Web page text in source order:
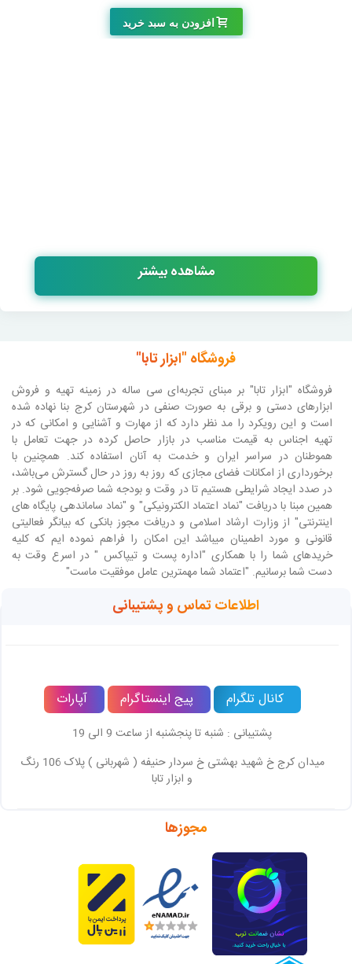
افزودن به سبد خرید
مشاهده بیشتر
فروشگاه "ابزار تابا"
فروشگاه "ابزار تابا"بر مبنای تجربه‌ای سی ساله در زمینه تهیه و فروش
ابزارهای دستی و برقی به صورت صنفی در شهرستان کرج بنا نهاده شده
است و این رویکرد را مد نظر دارد که از مهارت و آشنایی و امکانی که در
تهیه اجناس به قیمت مناسب در بازار حاصل کرده در جهت تعامل با
هموطنان در سراسر ایران و خدمت به آنان استفاده کند. همچنین با
برخورداری از امکانات فضای مجازی که روز به روز در حال گسترش می‌باشد،
در صدد ایجاد شرایطی هستیم تا در وقت و بودجه شما صرفه‌جویی شود. بر
همین مبنا با دریافت "نماد اعتماد الکترونیکی" و "نماد ساماندهی پایگاه های
اینترنتی" از وزارت ارشاد اسلامی و دریافت مجوز بانکی که بیانگر فعالیتی
قانونی و مورد اطمینان میباشد این امکان را فراهم نموده ایم که کلیه
خریدهای شما را با همکاری "اداره پست و تیپاکس " در اسرع وقت به
دست شما برسانیم. "اعتماد شما مهمترین عامل موفقیت ماست"
اطلاعات تماس و پشتیبانی
کانال تلگرام پیج اینستاگرام آپارات
پشتیبانی : شنبه تا پنجشنبه از ساعت 9 الی 19
میدان کرج خ شهید بهشتی خ سردار حنیفه ( شهربانی ) پلاک 106 رنگ
و ابزار تابا
مجوزها